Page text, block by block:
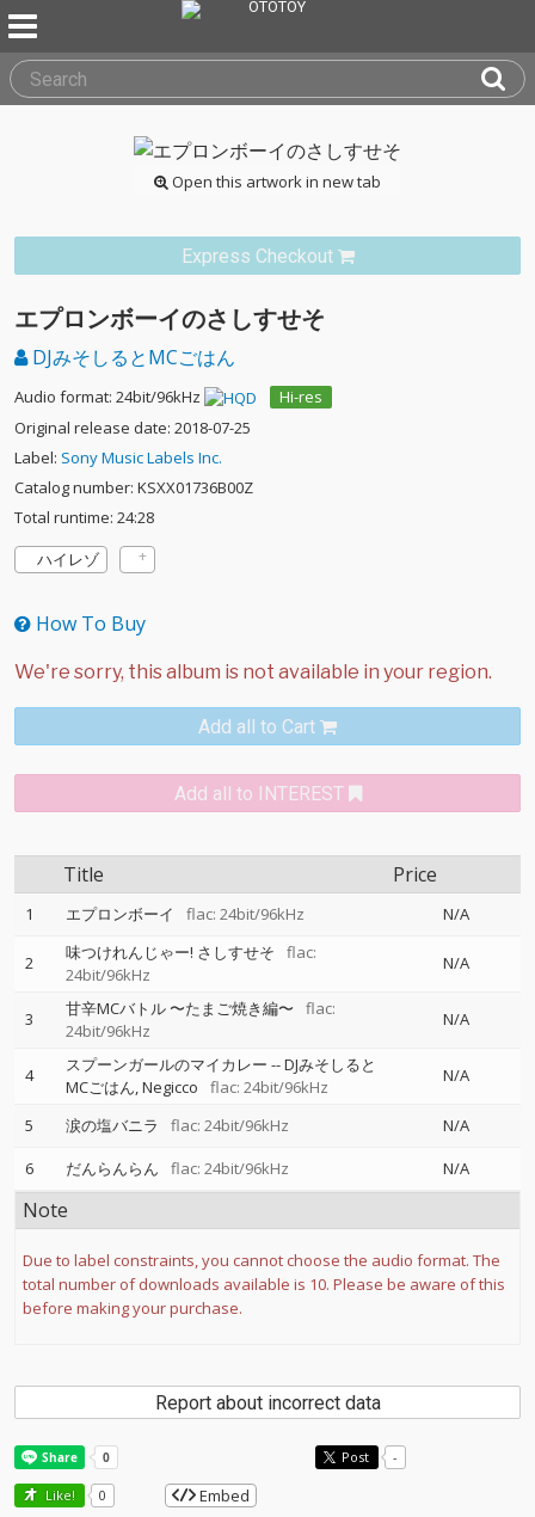
Open this artwork in new tab
Express Checkout
エプロンボーイのさしすせそ
DJみそしるとMCごはん
Audio format: 24bit/96kHz
Hi-res
Original release date: 2018-07-25
Label: Sony Music Labels Inc.
Catalog number: KSXX01736B00Z
Total runtime: 24:28
ハイレゾ
How To Buy
Add all to Cart
Add all to INTEREST
Title Price
1 エプロンボーイ flac: 24bit/96kHz N/A
2 味つけれんじゃー! さしすせそ
flac:
24bit/96kHz
N/A
3 甘辛MCバトル 〜たまご焼き編〜
flac:
24bit/96kHz
N/A
4 スプーンガールのマイカレー --DJみそしると
MCごはん Negicco flac: 24bit/96kHz
N/A
5 涙の塩バニラ flac: 24bit/96kHz
N/A
6
だんらんらん flac: 24bit/96kHz N/A
Note
Due to label constraints, you cannot choose the audio format. The
total number of downloads available is 10. Please be aware of this
before making your purchase.
Report about incorrect data
Post -
Like! 0 Embed